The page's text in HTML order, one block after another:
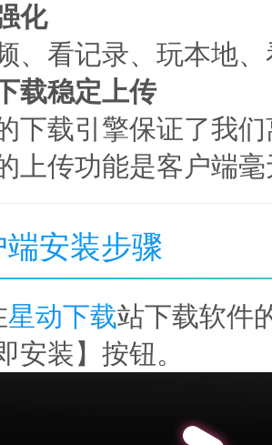
化
看记录、玩本地、
载稳定上传
载引擎保证了我们
传功能是客户端毫
安装步骤
星动下载站下载软件
安装】按钮。